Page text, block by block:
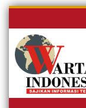
Skip
content